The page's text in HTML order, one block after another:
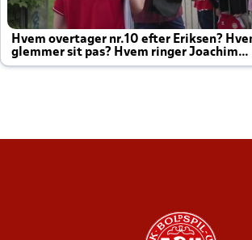
Hvem overtager nr.10 efter Eriksen?
glemmer sit pas? Hvem ringer Joachim
altid til efter kampe?